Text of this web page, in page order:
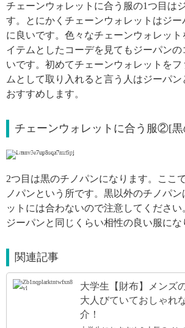
チェーンウォレットに合う服の1つ目は
す。とにかくチェーンウォレットはジー
に良いです。色々なチェーンウォレッ
イテムとしたコーデを見てもジーパン
いです。初めてチェーンウォレットを
ムとして取り入れると言う人はジーパ
おすすめします。
チェーンウォレットに合う服②[
引用: https://www.instagram.com/p/BuijIa-HLJM/
2つ目は黒のチノパンになります。ここ
ノパンという所です。黒以外のチノパ
ットには合わないので注意してくださ
ジーパンと同じくらい相性の良い服にな
関連記事
大学生【財布】メンズ
大人びていておしゃれ
介！